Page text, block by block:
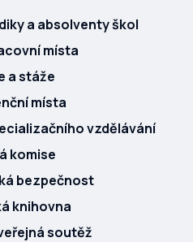
a absolventy škol
místa
a stáže
místa
vzdělávání
komise
bezpečnost
knihovna
soutěž